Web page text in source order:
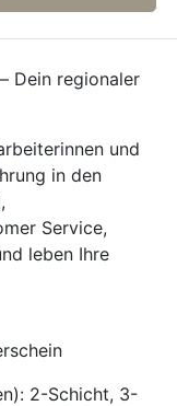
Dein regionaler
und
in den
Service,
leben Ihre
2-Schicht, 3-